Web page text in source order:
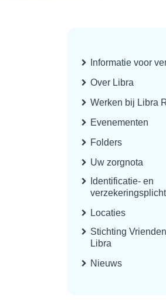
Informatie voor
Over Libra
Werken bij Libra
Evenementen
Folders
Uw zorgnota
Identificatie- en
verzekeringsplicht
Locaties
Stichting
Libra
Nieuws